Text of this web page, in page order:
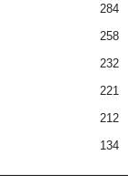
284
258
232
221
212
134